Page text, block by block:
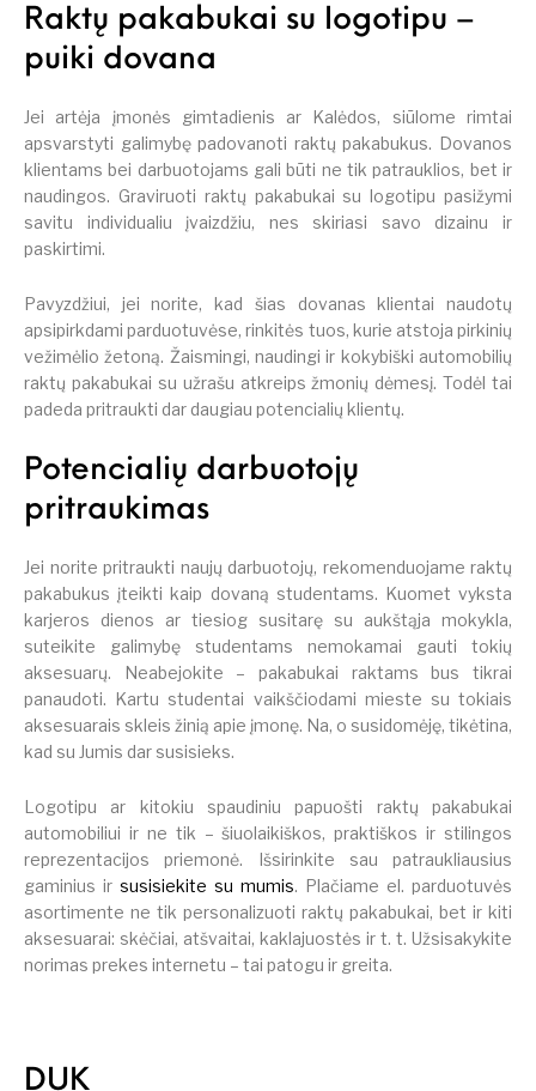
Raktų pakabukai su logotipu –
puiki dovana
Jei artėja įmonės gimtadienis ar Kalėdos, siūlome rimtai
apsvarstyti galimybę padovanoti raktų pakabukus. Dovanos
klientams bei darbuotojams gali būti ne tik patrauklios, bet ir
naudingos. Graviruoti raktų pakabukai su logotipu pasižymi
savitu individualiu įvaizdžiu, nes skiriasi savo dizainu ir
paskirtimi.
Pavyzdžiui, jei norite, kad šias dovanas klientai naudotų
apsipirkdami parduotuvėse, rinkitės tuos, kurie atstoja pirkinių
vežimėlio žetoną. Žaismingi, naudingi ir kokybiški automobilių
raktų pakabukai su užrašu atkreips žmonių dėmesį. Todėl tai
padeda pritraukti dar daugiau potencialių klientų.
Potencialių darbuotojų
pritraukimas
Jei norite pritraukti naujų darbuotojų, rekomenduojame raktų
pakabukus įteikti kaip dovaną studentams. Kuomet vyksta
karjeros dienos ar tiesiog susitarę su aukštąja mokykla,
suteikite galimybę studentams nemokamai gauti tokių
aksesuarų. Neabejokite – pakabukai raktams bus tikrai
panaudoti. Kartu studentai vaikščiodami mieste su tokiais
aksesuarais skleis žinią apie įmonę. Na, o susidomėję, tikėtina,
kad su Jumis dar susisieks.
Logotipu ar kitokiu spaudiniu papuošti raktų pakabukai
automobiliui ir ne tik – šiuolaikiškos, praktiškos ir stilingos
reprezentacijos priemonė. Išsirinkite sau patraukliausius
gaminius ir susisiekite su mumis. Plačiame el. parduotuvės
asortimente ne tik personalizuoti raktų pakabukai, bet ir kiti
aksesuarai: skėčiai, atšvaitai, kaklajuostės ir t. t. Užsisakykite
norimas prekes internetu – tai patogu ir greita.
DUK